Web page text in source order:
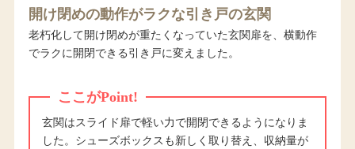
開け閉めの動作がラクな引き戸の玄関
老朽化して開け閉めが重たくなっていた玄関扉を、横動作
でラクに開閉できる引き戸に変えました。
ここがPoint!
玄関はスライド扉で軽い力で開閉できるようになりま
した。シューズボックスも新しく取り替え、収納量が